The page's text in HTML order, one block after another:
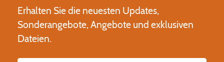
Erhalten Sie die neuesten Updates,
Sonderangebote, Angebote und exklusiven
Dateien.